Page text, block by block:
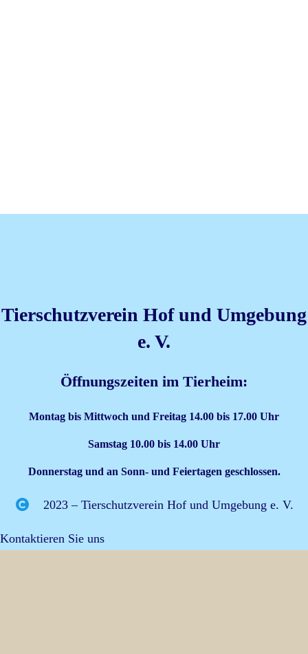
Tierschutzverein Hof und Umgebung
e. V.
Öffnungszeiten im Tierheim:
Montag bis Mittwoch und Freitag 14.00 bis 17.00 Uhr
Samstag 10.00 bis 14.00 Uhr
Donnerstag und an Sonn- und Feiertagen geschlossen.
2023 – Tierschutzverein Hof und Umgebung e. V.
Kontaktieren Sie uns